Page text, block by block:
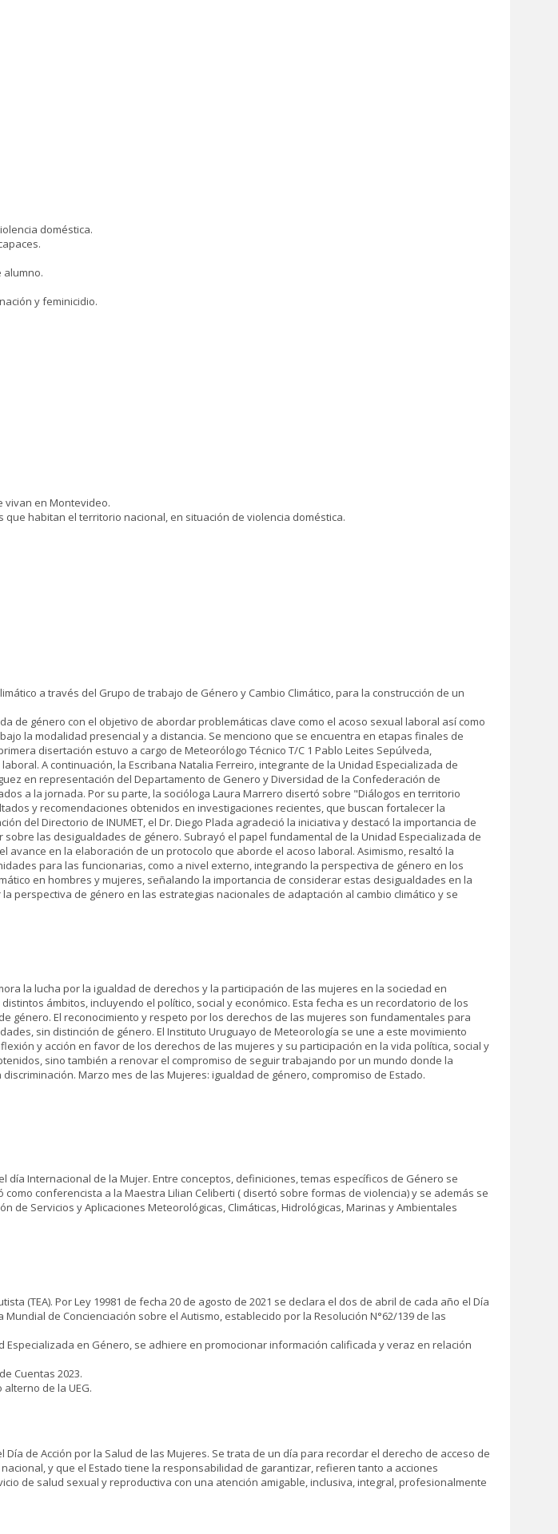
doméstica.
alumno.
y feminicidio.
vivan en Montevideo.
habitan el territorio nacional, en situación de violencia doméstica.
a través del Grupo de trabajo de Género y Cambio Climático, para la construcción de un
de género con el objetivo de abordar problemáticas clave como el acoso sexual laboral así como
la modalidad presencial y a distancia. Se menciono que se encuentra en etapas finales de
disertación estuvo a cargo de Meteorólogo Técnico T/C 1 Pablo Leites Sepúlveda,
A continuación, la Escribana Natalia Ferreiro, integrante de la Unidad Especializada de
en representación del Departamento de Genero y Diversidad de la Confederación de
a la jornada. Por su parte, la socióloga Laura Marrero disertó sobre "Diálogos en territorio
y recomendaciones obtenidos en investigaciones recientes, que buscan fortalecer la
del Directorio de INUMET, el Dr. Diego Plada agradeció la iniciativa y destacó la importancia de
las desigualdades de género. Subrayó el papel fundamental de la Unidad Especializada de
en la elaboración de un protocolo que aborde el acoso laboral. Asimismo, resaltó la
para las funcionarias, como a nivel externo, integrando la perspectiva de género en los
en hombres y mujeres, señalando la importancia de considerar estas desigualdades en la
perspectiva de género en las estrategias nacionales de adaptación al cambio climático y se
la lucha por la igualdad de derechos y la participación de las mujeres en la sociedad en
ámbitos, incluyendo el político, social y económico. Esta fecha es un recordatorio de los
El reconocimiento y respeto por los derechos de las mujeres son fundamentales para
sin distinción de género. El Instituto Uruguayo de Meteorología se une a este movimiento
y acción en favor de los derechos de las mujeres y su participación en la vida política, social y
sino también a renovar el compromiso de seguir trabajando por un mundo donde la
Marzo mes de las Mujeres: igualdad de género, compromiso de Estado.
Internacional de la Mujer. Entre conceptos, definiciones, temas específicos de Género se
conferencista a la Maestra Lilian Celiberti ( disertó sobre formas de violencia) y se además se
de Servicios y Aplicaciones Meteorológicas, Climáticas, Hidrológicas, Marinas y Ambientales
(TEA). Por Ley 19981 de fecha 20 de agosto de 2021 se declara el dos de abril de cada año el Día
de Concienciación sobre el Autismo, establecido por la Resolución N°62/139 de las
en Género, se adhiere en promocionar información calificada y veraz en relación
Cuentas 2023.
de la UEG.
de Acción por la Salud de las Mujeres. Se trata de un día para recordar el derecho de acceso de
y que el Estado tiene la responsabilidad de garantizar, refieren tanto a acciones
de salud sexual y reproductiva con una atención amigable, inclusiva, integral, profesionalmente